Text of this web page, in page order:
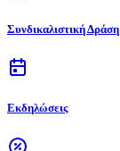
Συνδικαλιστική
Εκδηλώσεις